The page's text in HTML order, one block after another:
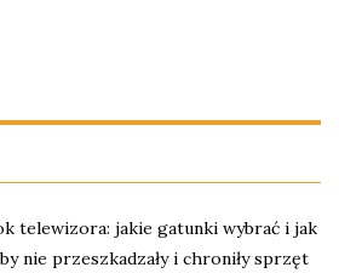
telewizora: jakie gatunki wybrać i jak
nie przeszkadzały i chroniły sprzęt